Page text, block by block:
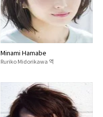
Minami Hamabe
Ruriko Midorikawa 역